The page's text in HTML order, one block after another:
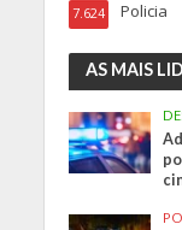
Policia
7.624
AS MAIS